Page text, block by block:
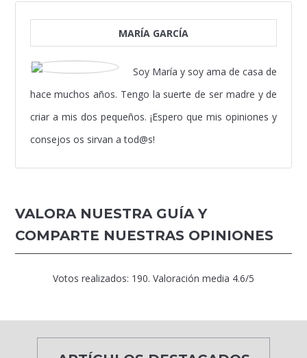
MARÍA GARCÍA
Soy María y soy ama de casa de
hace muchos años. Tengo la suerte de ser madre y de
criar a mis dos pequeños. ¡Espero que mis opiniones y
consejos os sirvan a tod@s!
VALORA NUESTRA GUÍA Y
COMPARTE NUESTRAS OPINIONES
Votos realizados: 190. Valoración media 4.6/5